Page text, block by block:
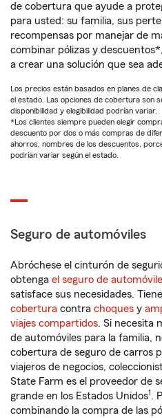
de cobertura que ayude a
para usted: su familia, sus
recompensas por manejar de
combinar pólizas y
a crear una solución que sea
Los precios están basados en planes de
el estado. Las opciones de cobertura son
disponibilidad y elegibilidad podrían variar.
*Los clientes siempre pueden elegir
descuento por dos o más compras de
ahorros, nombres de los descuentos,
podrían variar según el estado.
Seguro de automóviles
Abróchese el cinturón de
obtenga el seguro de
satisface sus necesidades.
cobertura contra choques y
viajes compartidos. Si necesita
de automóviles para la familia,
cobertura de seguro de carros
viajeros de negocios,
State Farm es el proveedor de
grande en los Estados Unidos1.
combinando la compra de las